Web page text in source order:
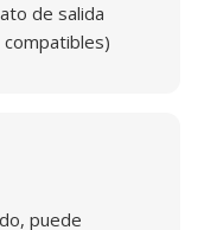
de salida
puede